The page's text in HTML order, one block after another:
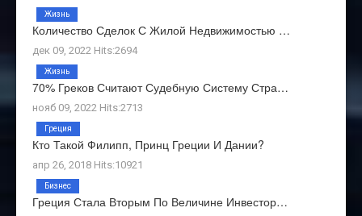
Количество Сделок С Жилой Недвижимостью …
дек 09, 2022 Hits:2694
Жизнь
70% Греков Считают Судебную Систему Стра…
нояб 09, 2022 Hits:2713
Жизнь
Кто Такой Филипп, Принц Греции И Дании?
апр 26, 2018 Hits:10921
Греция
Греция Стала Вторым По Величине Инвестор…
Бизнес